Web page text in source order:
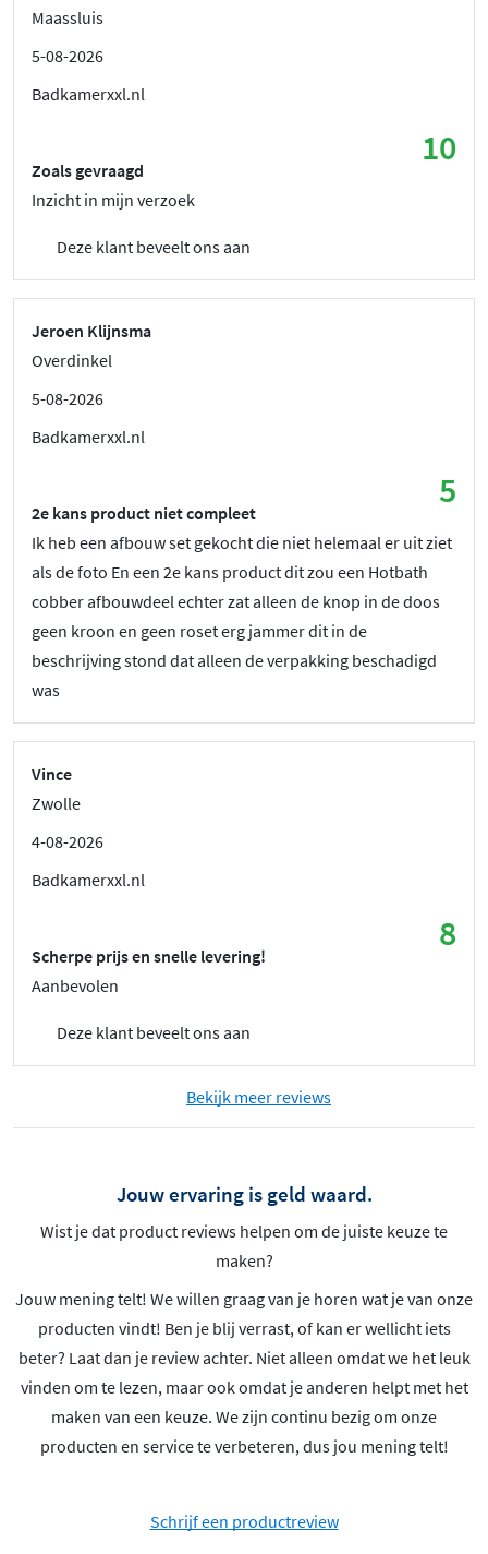
Maassluis
5-08-2026
Badkamerxxl.nl
10
Zoals gevraagd
Inzicht in mijn verzoek
Deze klant beveelt ons aan
Jeroen Klijnsma
Overdinkel
5-08-2026
Badkamerxxl.nl
5
2e kans product niet compleet
Ik heb een afbouw set gekocht die niet helemaal er uit ziet
als de foto En een 2e kans product dit zou een Hotbath
cobber afbouwdeel echter zat alleen de knop in de doos
geen kroon en geen roset erg jammer dit in de
beschrijving stond dat alleen de verpakking beschadigd
was
Vince
Zwolle
4-08-2026
Badkamerxxl.nl
8
Scherpe prijs en snelle levering!
Aanbevolen
Deze klant beveelt ons aan
Bekijk meer reviews
Jouw ervaring is geld waard.
Wist je dat product reviews helpen om de juiste keuze te
maken?
Jouw mening telt! We willen graag van je horen wat je van onze
producten vindt! Ben je blij verrast, of kan er wellicht iets
beter? Laat dan je review achter. Niet alleen omdat we het leuk
vinden om te lezen, maar ook omdat je anderen helpt met het
maken van een keuze. We zijn continu bezig om onze
producten en service te verbeteren, dus jou mening telt!
Schrijf een productreview